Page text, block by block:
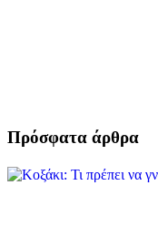
Πρόσφατα άρθρα